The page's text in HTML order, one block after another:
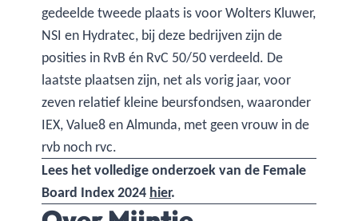
gedeelde tweede plaats is voor Wolters Kluwer,
NSI en Hydratec, bij deze bedrijven zijn de
posities in RvB én RvC 50/50 verdeeld. De
laatste plaatsen zijn, net als vorig jaar, voor
zeven relatief kleine beursfondsen, waaronder
IEX, Value8 en Almunda, met geen vrouw in de
rvb noch rvc.
Lees het volledige onderzoek van de Female
Board Index 2024 hier.